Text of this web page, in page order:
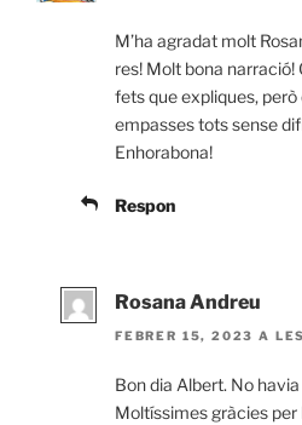
M’ha agradat molt
res! Molt bona
fets que expliques, però
empasses tots sense
Enhorabona!
Respon
Rosana Andreu
FEBRER 15, 2023 A
Bon dia Albert. No
Moltíssimes gràcies per